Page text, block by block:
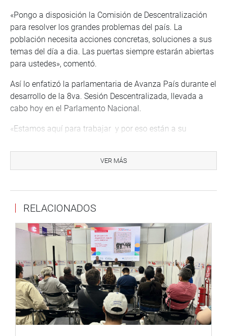
«Pongo a disposición la Comisión de Descentralización
para resolver los grandes problemas del país. La
población necesita acciones concretas, soluciones a sus
temas del día a dia. Las puertas siempre estarán abiertas
para ustedes», comentó.
Así lo enfatizó la parlamentaria de Avanza País durante el
desarrollo de la 8va. Sesión Descentralizada, llevada a
cabo hoy en el Parlamento Nacional.
«Estamos aquí para trabajar y por eso están a su
continuar viajando al interior del país como lo vengo
haciendo desde el año pasado, lo haré. Ustedes díganme
los próximos días, la provincia de Cañete para evaluar el
avance del hospital regional. Además se invitará a la
siguiente sesión de la comisión, al representante del
Centro Nacional de Abastecimiento de Recursos
Estratégicos (CENARES) por el desabastecimiento de
medicinas de esa zona.
En ese sentido se dirigió especialmente a todos los
dirigentes agrarios, de transportes y minería que
concurran a la comisión que preside «para poder llegar a
un diálogo respecto a los proyectos de ley que el Poder
VER MÁS
RELACIONADOS